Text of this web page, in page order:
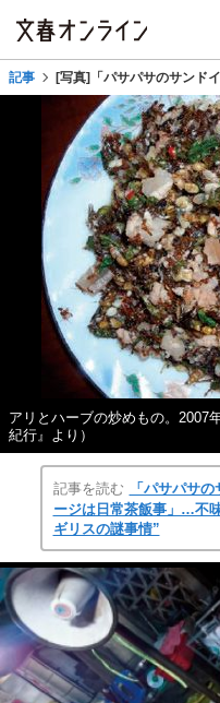
記事 [写真]「パサパサのサンド
アリとハーブの炒めもの。2007
紀行』より）
記事を読む
「パサパサ
ージは日常茶飯事」…不
ギリスの謎事情”